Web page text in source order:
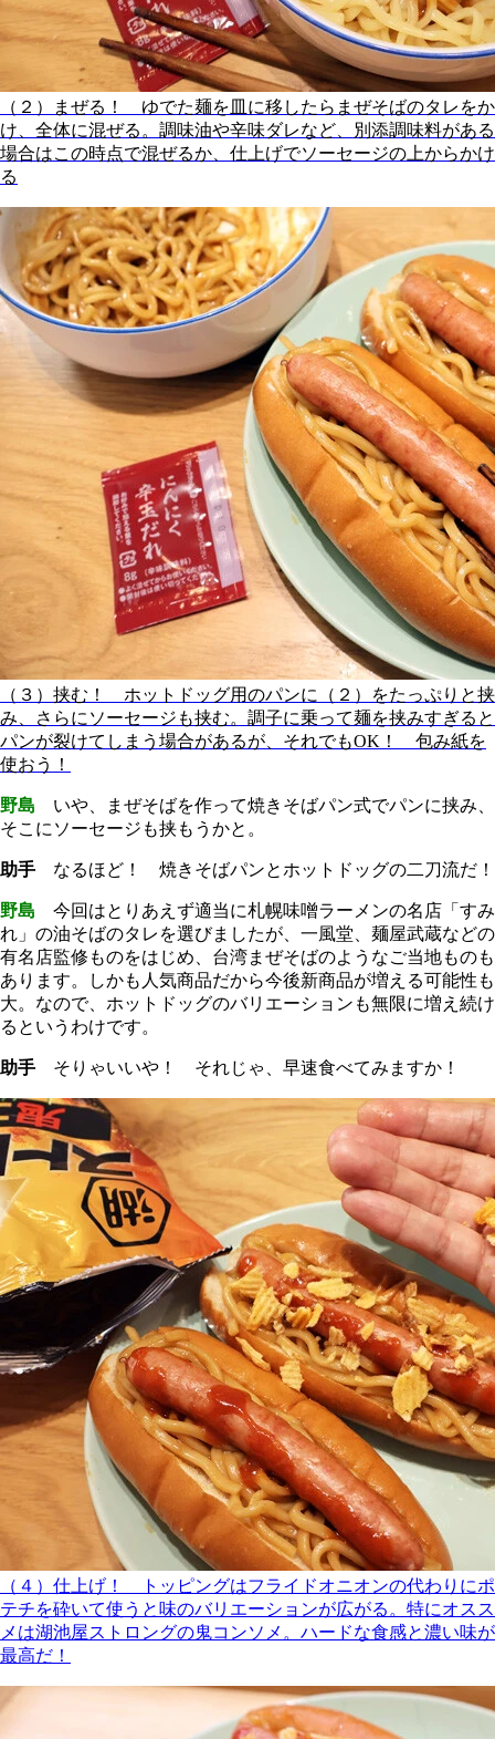
（２）まぜる！ ゆでた麺を皿に移したらまぜそばのタレをか
け、全体に混ぜる。調味油や辛味ダレなど、別添調味料がある
場合はこの時点で混ぜるか、仕上げでソーセージの上からかけ
る
（３）挟む！ ホットドッグ用のパンに（２）をたっぷりと挟
み、さらにソーセージも挟む。調子に乗って麺を挟みすぎると
パンが裂けてしまう場合があるが、それでもOK！ 包み紙を
使おう！
野島 いや、まぜそばを作って焼きそばパン式でパンに挟み、
そこにソーセージも挟もうかと。
助手 なるほど！ 焼きそばパンとホットドッグの二刀流だ！
野島 今回はとりあえず適当に札幌味噌ラーメンの名店「すみ
れ」の油そばのタレを選びましたが、一風堂、麺屋武蔵などの
有名店監修ものをはじめ、台湾まぜそばのようなご当地ものも
あります。しかも人気商品だから今後新商品が増える可能性も
大。なので、ホットドッグのバリエーションも無限に増え続け
るというわけです。
助手 そりゃいいや！ それじゃ、早速食べてみますか！
（４）仕上げ！ トッピングはフライドオニオンの代わりにポ
テチを砕いて使うと味のバリエーションが広がる。特にオスス
メは湖池屋ストロングの鬼コンソメ。ハードな食感と濃い味が
最高だ！